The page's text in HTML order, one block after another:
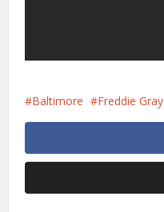
Baltimore Freddie Gray